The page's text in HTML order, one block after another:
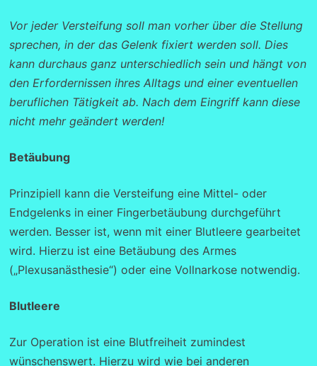
Vor jeder Versteifung soll man vorher über die Stellung
sprechen, in der das Gelenk fixiert werden soll. Dies
kann durchaus ganz unterschiedlich sein und hängt von
den Erfordernissen ihres Alltags und einer eventuellen
beruflichen Tätigkeit ab. Nach dem Eingriff kann diese
nicht mehr geändert werden!
Betäubung
Prinzipiell kann die Versteifung eine Mittel- oder
Endgelenks in einer Fingerbetäubung durchgeführt
werden. Besser ist, wenn mit einer Blutleere gearbeitet
wird. Hierzu ist eine Betäubung des Armes
(„Plexusanästhesie“) oder eine Vollnarkose notwendig.
Blutleere
Zur Operation ist eine Blutfreiheit zumindest
wünschenswert. Hierzu wird wie bei anderen